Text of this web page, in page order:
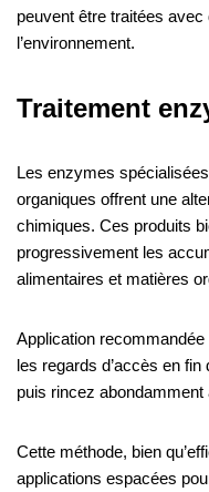
peuvent être traitées
l’environnement.
Traitement
Les enzymes
organiques offrent une
chimiques. Ces produits
progressivement les
alimentaires et matières
Application
les regards d’accès en
puis rincez abondamment
Cette méthode, bien
applications espacées